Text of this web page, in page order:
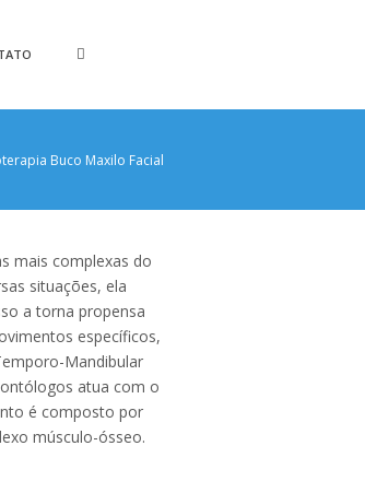
Buco Maxilo Facial
mais complexas do
situações, ela
a torna propensa
específicos,
Mandibular
atua com o
é composto por
músculo-ósseo.